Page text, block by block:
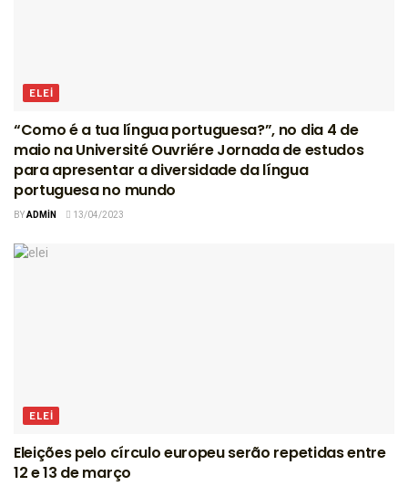
ELEI
“Como é a tua língua portuguesa?”, no dia 4 de
maio na Université Ouvriére Jornada de estudos
para apresentar a diversidade da língua
portuguesa no mundo
BYADMIN 13/04/2023
ELEI
Eleições pelo círculo europeu serão repetidas entre
12 e 13 de março